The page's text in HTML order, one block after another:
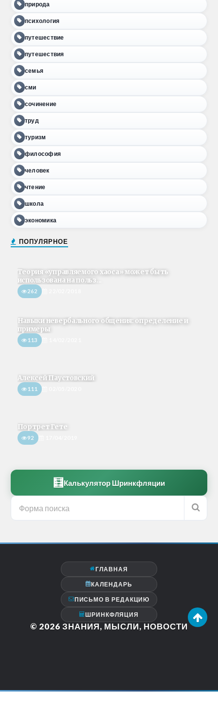
природа
психология
путешествие
путешествия
семья
сми
сочинение
труд
туризм
философия
человек
чтение
школа
экономика
ПОПУЛЯРНОЕ
Теория «управляемого хаоса» может быть
использована на польз...
262
Навыки невербального общения: определение и
примеры
113
Алексей Паустовский
111
Портрет Гете
92
🧮 Калькулятор Шринкфляции
ГЛАВНАЯ
КАЛЕНДАРЬ
ПИСЬМО В РЕДАКЦИЮ
ШРИНКФЛЯЦИЯ
© 2026 ЗНАНИЯ, МЫСЛИ, НОВОСТИ